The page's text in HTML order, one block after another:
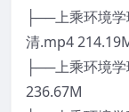
├──上乘环境
清.mp4
├──上乘环境
236.67M